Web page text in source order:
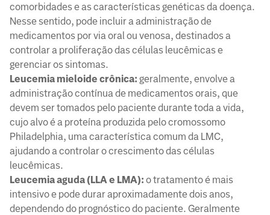
comorbidades e as características genéticas da doença.
Nesse sentido, pode incluir a administração de
medicamentos por via oral ou venosa, destinados a
controlar a proliferação das células leucêmicas e
gerenciar os sintomas.
Leucemia mieloide crônica: geralmente, envolve a
administração contínua de medicamentos orais, que
devem ser tomados pelo paciente durante toda a vida,
cujo alvo é a proteína produzida pelo cromossomo
Philadelphia, uma característica comum da LMC,
ajudando a controlar o crescimento das células
leucêmicas.
Leucemia aguda (LLA e LMA): o tratamento é mais
intensivo e pode durar aproximadamente dois anos,
dependendo do prognóstico do paciente. Geralmente